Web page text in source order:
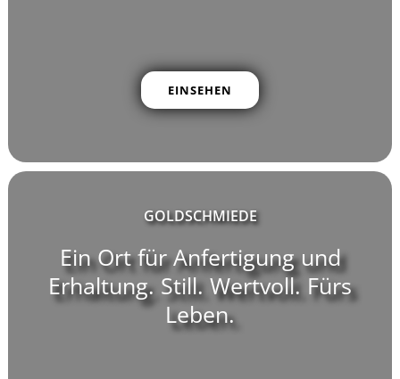
EINSEHEN
GOLDSCHMIEDE
Ein Ort für Anfertigung und
Erhaltung. Still. Wertvoll. Fürs
Leben.